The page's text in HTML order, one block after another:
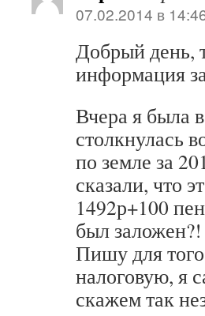
07.02.2014 в
Добрый день,
информация
Вчера я была
столкнулась
по земле за
сказали, что
1492р+100
был заложен?!
Пишу для
налоговую, я
скажем так